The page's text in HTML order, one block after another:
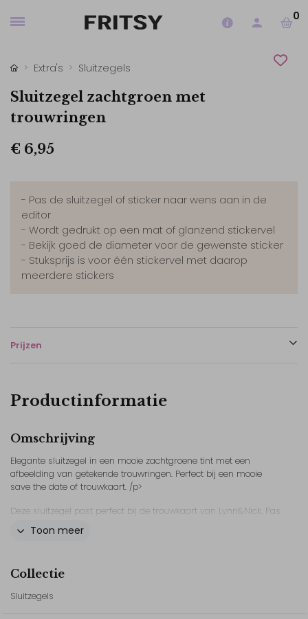
0
Extra's Sluitzegels
Sluitzegel zachtgroen met
trouwringen
€ 6,95
- Pas de sluitzegel of sticker naar wens aan in de
editor
- Wordt gedrukt op een mat of glanzend stickervel
- Bekijk goed de diameter voor de gewenste sticker
- Stuksprijs is voor één stickervel met daarop
meerdere stickers
Prijzen
Productinformatie
Omschrijving
Elegante sluitzegel in een mooie zachtgroene tint met een
afbeelding van getekende trouwringen. Perfect bij een mooie
save the date of trouwkaart. /p>
Deze sluitzegel past perfect bij de trouwkaart van Lynn&Nick. Pas
afbeeldingen uit de beeldbank toevoegen.
// Lynn & Nick
Toon meer
Collectie
Sluitzegels